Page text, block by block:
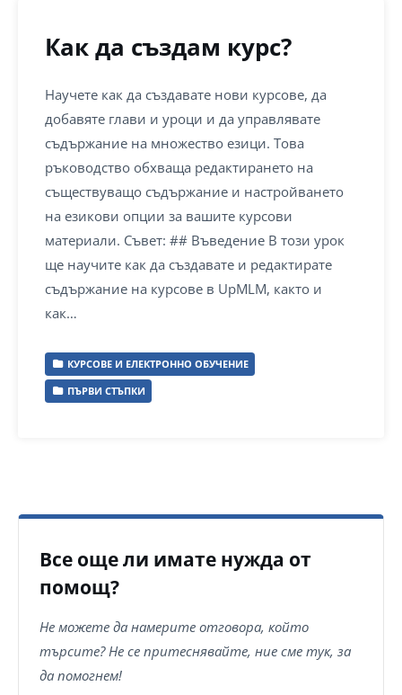
Как да създам курс?
Научете как да създавате нови курсове, да
добавяте глави и уроци и да управлявате
съдържание на множество езици. Това
ръководство обхваща редактирането на
съществуващо съдържание и настройването
на езикови опции за вашите курсови
материали. Съвет: ## Въведение В този урок
ще научите как да създавате и редактирате
съдържание на курсове в UpMLM, както и
как…
КУРСОВЕ И ЕЛЕКТРОННО ОБУЧЕНИЕ
ПЪРВИ СТЪПКИ
Все още ли имате нужда от
помощ?
Не можете да намерите отговора, който
търсите? Не се притеснявайте, ние сме тук, за
да помогнем!